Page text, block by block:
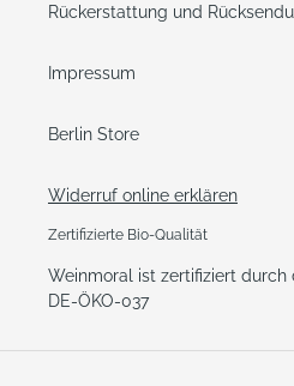
Rückerstattung und
Impressum
Berlin Store
Widerruf online erklären
Zertifizierte Bio-Qualität
Weinmoral ist zertifiziert durch
DE-ÖKO-037